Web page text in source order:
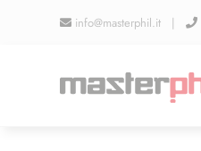
info@masterphil.it |